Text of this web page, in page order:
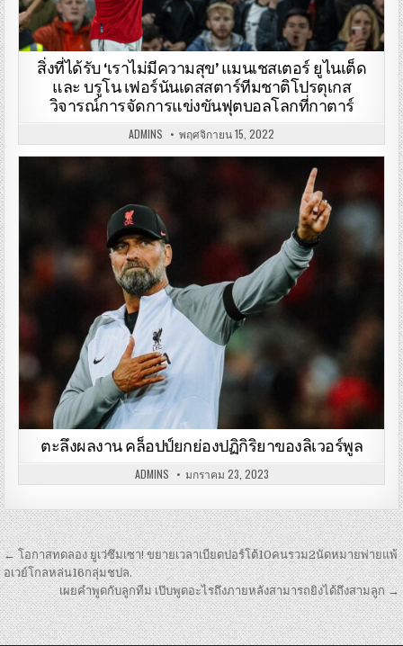
สิ่งที่ได้รับ ‘เราไม่มีความสุข’ แมนเชสเตอร์ ยูไนเต็ด
และ บรูโน เฟอร์นันเดสสตาร์ทีมชาติโปรตุเกส
วิจารณ์การจัดการแข่งขันฟุตบอลโลกที่กาตาร์
ADMINS พฤศจิกายน 15, 2022
ตะลึงผลงาน คล็อปป์ยกย่องปฏิกิริยาของลิเวอร์พูล
ADMINS มกราคม 23, 2023
เมนู
นำทาง
เรื่อง
← โอกาสทดลอง ยูเว่ซึมเซา! ขยายเวลาเบียดปอร์โต้10คนรวม2นัดหมายพ่ายแพ้
อเวย์โกลหล่น16กลุ่มชปล.
เผยคำพูดกับลูกทีม เป๊บพูดอะไรถึงภายหลังสามารถยิงได้ถึงสามลูก →